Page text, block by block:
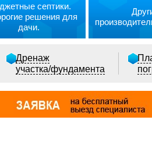
септики.
решения для
дачи.
Дренаж
участка/фундамента